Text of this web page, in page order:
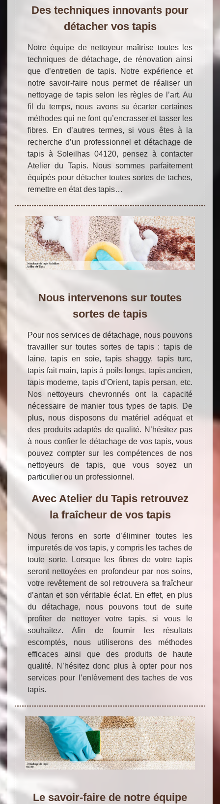
Des techniques innovants pour
détacher vos tapis
Notre équipe de nettoyeur maîtrise toutes les
techniques de détachage, de rénovation ainsi
que d’entretien de tapis. Notre expérience et
notre savoir-faire nous permet de réaliser un
nettoyage de tapis selon les règles de l’art. Au
fil du temps, nous avons su écarter certaines
méthodes qui ne font qu’encrasser et tasser les
fibres. En d’autres termes, si vous êtes à la
recherche d’un professionnel et détachage de
tapis à Soleilhas 04120, pensez à contacter
Atelier du Tapis. Nous sommes parfaitement
équipés pour détacher toutes sortes de taches,
remettre en état des tapis…
Nous intervenons sur toutes
sortes de tapis
Pour nos services de détachage, nous pouvons
travailler sur toutes sortes de tapis : tapis de
laine, tapis en soie, tapis shaggy, tapis turc,
tapis fait main, tapis à poils longs, tapis ancien,
tapis moderne, tapis d’Orient, tapis persan, etc.
Nos nettoyeurs chevronnés ont la capacité
nécessaire de manier tous types de tapis. De
plus, nous disposons du matériel adéquat et
des produits adaptés de qualité. N’hésitez pas
à nous confier le détachage de vos tapis, vous
pouvez compter sur les compétences de nos
nettoyeurs de tapis, que vous soyez un
particulier ou un professionnel.
Avec Atelier du Tapis retrouvez
la fraîcheur de vos tapis
Nous ferons en sorte d’éliminer toutes les
impuretés de vos tapis, y compris les taches de
toute sorte. Lorsque les fibres de votre tapis
seront nettoyées en profondeur par nos soins,
votre revêtement de sol retrouvera sa fraîcheur
d’antan et son véritable éclat. En effet, en plus
du détachage, nous pouvons tout de suite
profiter de nettoyer votre tapis, si vous le
souhaitez. Afin de fournir les résultats
escomptés, nous utiliserons des méthodes
efficaces ainsi que des produits de haute
qualité. N’hésitez donc plus à opter pour nos
services pour l’enlèvement des taches de vos
tapis.
Le savoir-faire de notre équipe